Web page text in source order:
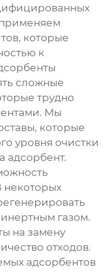
которые
к
сложные
трудно
Мы
которые
уровня очистки
адсорбент.
некоторых
газом.
на замену
отходов.
адсорбентов